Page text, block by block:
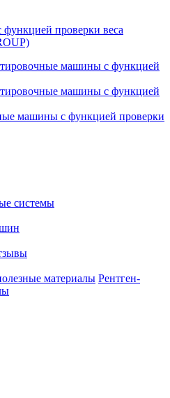
проверки веса
машины с функцией
машины с функцией
машины с функцией проверки
системы
материалы Рентген-